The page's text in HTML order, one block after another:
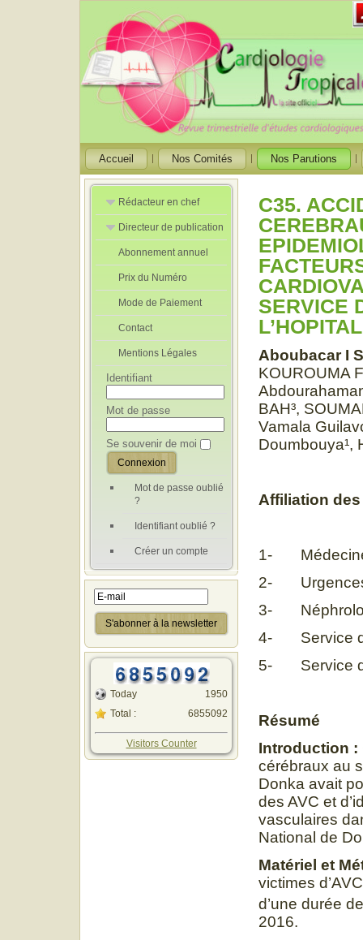
Accueil Nos Comités Nos Parutions
Rédacteur en chef
Rédacteurs en
Chef Adjoint
Directeur de publication
Directeur de
publication
adjoint
Abonnement annuel
Prix du Numéro
Mode de Paiement
Contact
Mentions Légales
Identifiant
Mot de passe
Se souvenir de moi
Mot de passe oublié
?
Identifiant oublié ?
Créer un compte
Today
Total :
1950
6855092
Visitors Counter
C35.
SERVICE
Aboubacar I
KOUROUMA
BAH³,
Vamala
Doumbouya¹,
Affiliation
1- Médecine
2- Urgences
3-
4- Service
5- Service
Résumé
Introduction :
cérébraux au
Donka avait
des AVC et
vasculaires
National de
Matériel et
victimes
d’une durée
2016.